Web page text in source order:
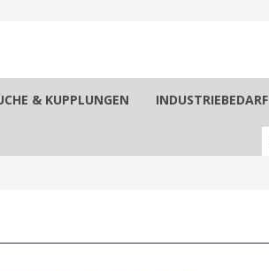
& KUPPLUNGEN INDUSTRIEBEDARF